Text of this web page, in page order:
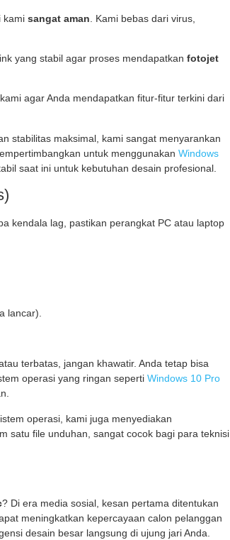
kami sangat aman . Kami bebas dari virus,
yang stabil agar proses mendapatkan fotojet
agar Anda mendapatkan fitur-fitur terkini dari
stabilitas maksimal, kami sangat menyarankan
untuk menggunakan Windows
saat ini untuk kebutuhan desain profesional.
kendala lag, pastikan perangkat PC atau laptop
lancar).
terbatas, jangan khawatir. Anda tetap bisa
operasi yang ringan seperti Windows 10 Pro
operasi, kami juga menyediakan
satu file unduhan, sangat cocok bagi para teknisi
? Di era media sosial, kesan pertama ditentukan
meningkatkan kepercayaan calon pelanggan
desain besar langsung di ujung jari Anda.